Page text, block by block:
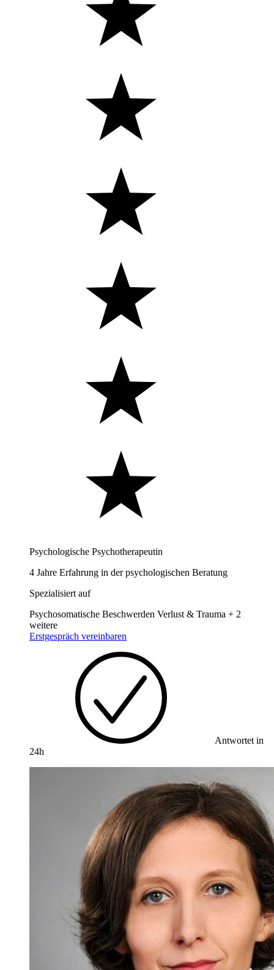
Psychologische Psychotherapeutin
4 Jahre Erfahrung in der psychologischen Beratung
Spezialisiert auf
Psychosomatische Beschwerden Verlust & Trauma + 2
weitere
Erstgespräch vereinbaren
Antwortet in
24h